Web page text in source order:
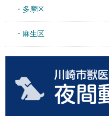
・多摩区
・麻生区